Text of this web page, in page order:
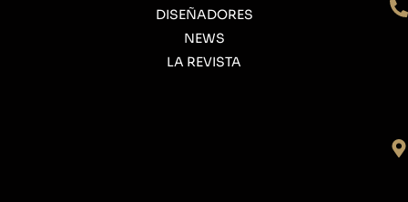
DISEÑADORES
NEWS
LA REVISTA